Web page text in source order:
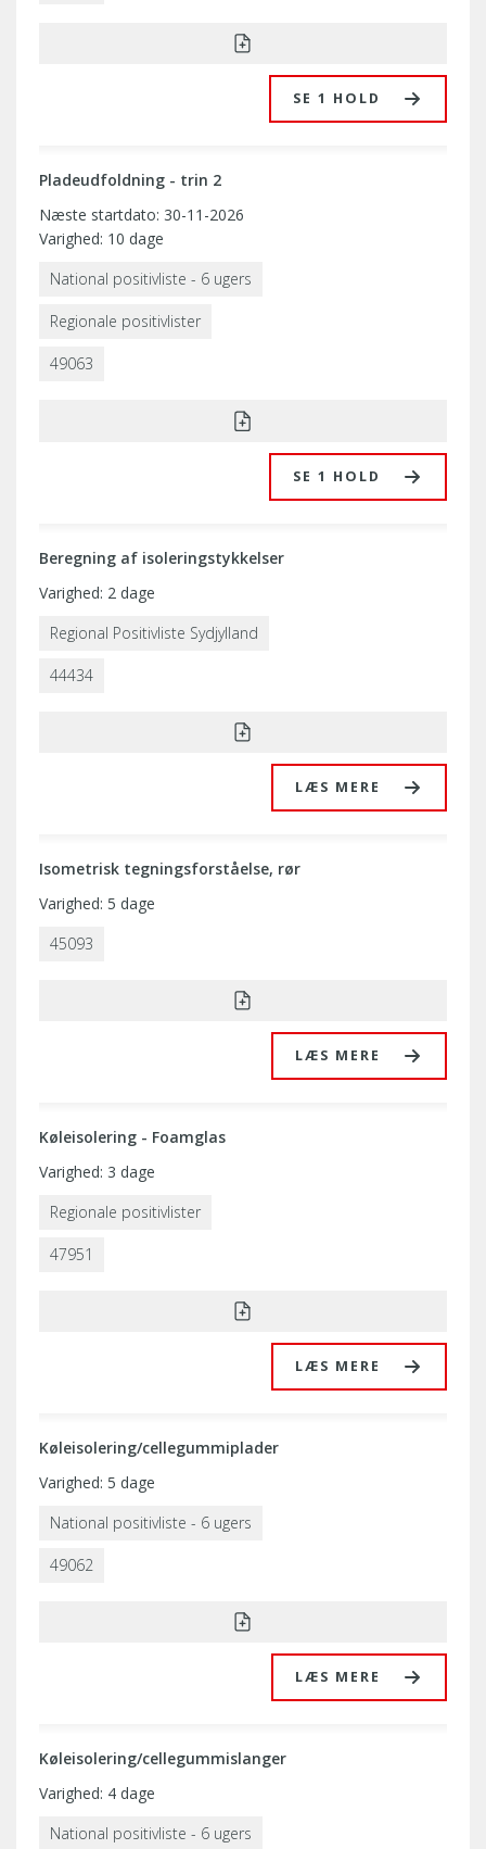
SE 1 HOLD
Pladeudfoldning - trin 2
National positivliste - 6 ugers
Regionale positivlister
49063
SE 1 HOLD
Næste startdato: 30-11-2026
Varighed: 10 dage
Beregning af isoleringstykkelser
Regional Positivliste Sydjylland
44434
LÆS MERE
Varighed: 2 dage
Isometrisk tegningsforståelse, rør
45093
LÆS MERE
Varighed: 5 dage
Køleisolering - Foamglas
Regionale positivlister
47951
LÆS MERE
Varighed: 3 dage
Køleisolering/cellegummiplader
National positivliste - 6 ugers
49062
LÆS MERE
Varighed: 5 dage
Køleisolering/cellegummislanger
National positivliste - 6 ugers
Varighed: 4 dage